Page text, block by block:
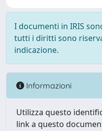
I documenti in IRIS
tutti i diritti sono
indicazione.
Informazioni
Utilizza questo
link a questo